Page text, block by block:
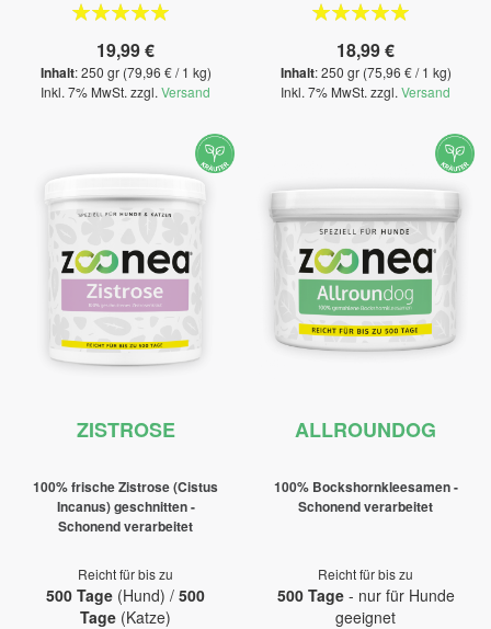
Bewertung:
19,99 €
Inhalt: 250 gr (79,96 € / 1 kg)
Inkl. 7% MwSt. zzgl. Versand
Bewertung:
18,99 €
Inhalt: 250 gr (75,96 € / 1 kg)
Inkl. 7% MwSt. zzgl. Versand
ZISTROSE
100% frische Zistrose (Cistus
Incanus) geschnitten -
Schonend verarbeitet
Reicht für bis zu
500 Tage (Hund) / 500
Tage (Katze)
ALLROUNDOG
100% Bockshornkleesamen -
Schonend verarbeitet
Reicht für bis zu
500 Tage- nur für Hunde
geeignet